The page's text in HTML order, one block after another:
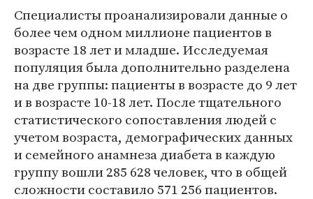
Специалисты проанализировали данные о
более чем одном миллионе пациентов в
возрасте 18 лет и младше. Исследуемая
популяция была дополнительно разделена
на две группы: пациенты в возрасте до 9 лет
и в возрасте 10-18 лет. После тщательного
статистического сопоставления людей с
учетом возраста, демографических данных
и семейного анамнеза диабета в каждую
группу вошли 285 628 человек, что в общей
сложности составило 571 256 пациентов.